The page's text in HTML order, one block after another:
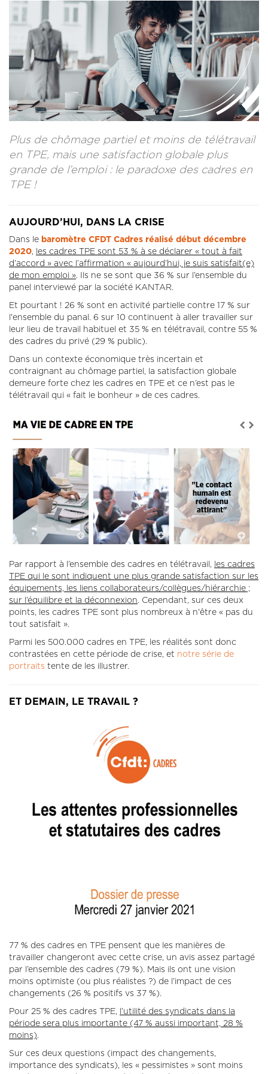
LA REVUE CADRES
LE CREFAC
L’OBSERVATOIRE DES CADRES
Plus de chômage partiel et moins de télétravail
en TPE, mais une satisfaction globale plus
grande de l’emploi : le paradoxe des cadres en
TPE !
AUJOURD’HUI, DANS LA CRISE
Dans le baromètre CFDT Cadres réalisé début décembre
2020, les cadres TPE sont 53 % à se déclarer « tout à fait
d’accord » avec l’affirmation « aujourd’hui, je suis satisfait(e)
de mon emploi ». Ils ne se sont que 36 % sur l’ensemble du
panel interviewé par la société KANTAR.
Et pourtant ! 26 % sont en activité partielle contre 17 % sur
l'ensemble du panal. 6 sur 10 continuent à aller travailler sur
leur lieu de travail habituel et 35 % en télétravail, contre 55 %
des cadres du privé (29 % public).
Dans un contexte économique très incertain et
contraignant au chômage partiel, la satisfaction globale
demeure forte chez les cadres en TPE et ce n’est pas le
télétravail qui « fait le bonheur » de ces cadres.
Par rapport à l’ensemble des cadres en télétravail, les cadres
TPE qui le sont indiquent une plus grande satisfaction sur les
équipements, les liens collaborateurs/collègues/hiérarchie ;
sur l’équilibre et la déconnexion. Cependant, sur ces deux
points, les cadres TPE sont plus nombreux à n'être « pas du
tout satisfait ».
Parmi les 500.000 cadres en TPE, les réalités sont donc
contrastées en cette période de crise, et notre série de
portraits tente de les illustrer.
ET DEMAIN, LE TRAVAIL ?
77 % des cadres en TPE pensent que les manières de
travailler changeront avec cette crise, un avis assez partagé
par l’ensemble des cadres (79 %). Mais ils ont une vision
moins optimiste (ou plus réalistes ?) de l’impact de ces
changements (26 % positifs vs 37 %).
Pour 25 % des cadres TPE,
l’utilité des syndicats dans la
période sera plus importante (47 % aussi important, 28 %
moins).
Sur ces deux questions (impact des changements,
importance des syndicats), les « pessimistes » sont moins